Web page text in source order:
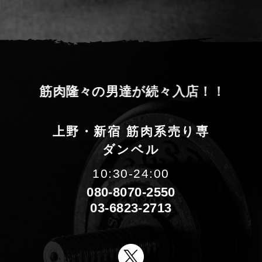
筋肉隆々の男達が続々 入 店！ ！
上野・新宿 筋肉系売り専
ダンベル
10:30-24:00
080-8070-2550
03-6823-2713